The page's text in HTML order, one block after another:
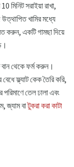
মিনিট সরাইয়া রাখা,
খামির মধ্যে
করুন, একটি গামছা দিয়ে
থেকে ফর্ম করুন।
বেধে ফ্ল্যাট কেক তৈরি করি,
তেল ঢালা এবং
জ্যাম বাটুকরা করা কাটা